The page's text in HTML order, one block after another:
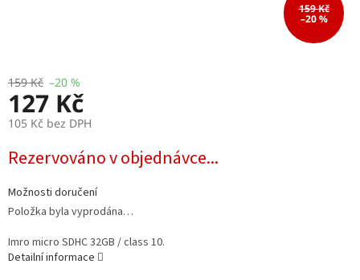
159 Kč
–20 %
159 Kč –20 %
127 Kč
105 Kč bez DPH
cena:
Rezervováno v objednávce...
Možnosti doručení
Položka byla vyprodána…
Imro micro SDHC 32GB / class 10.
Detailní informace